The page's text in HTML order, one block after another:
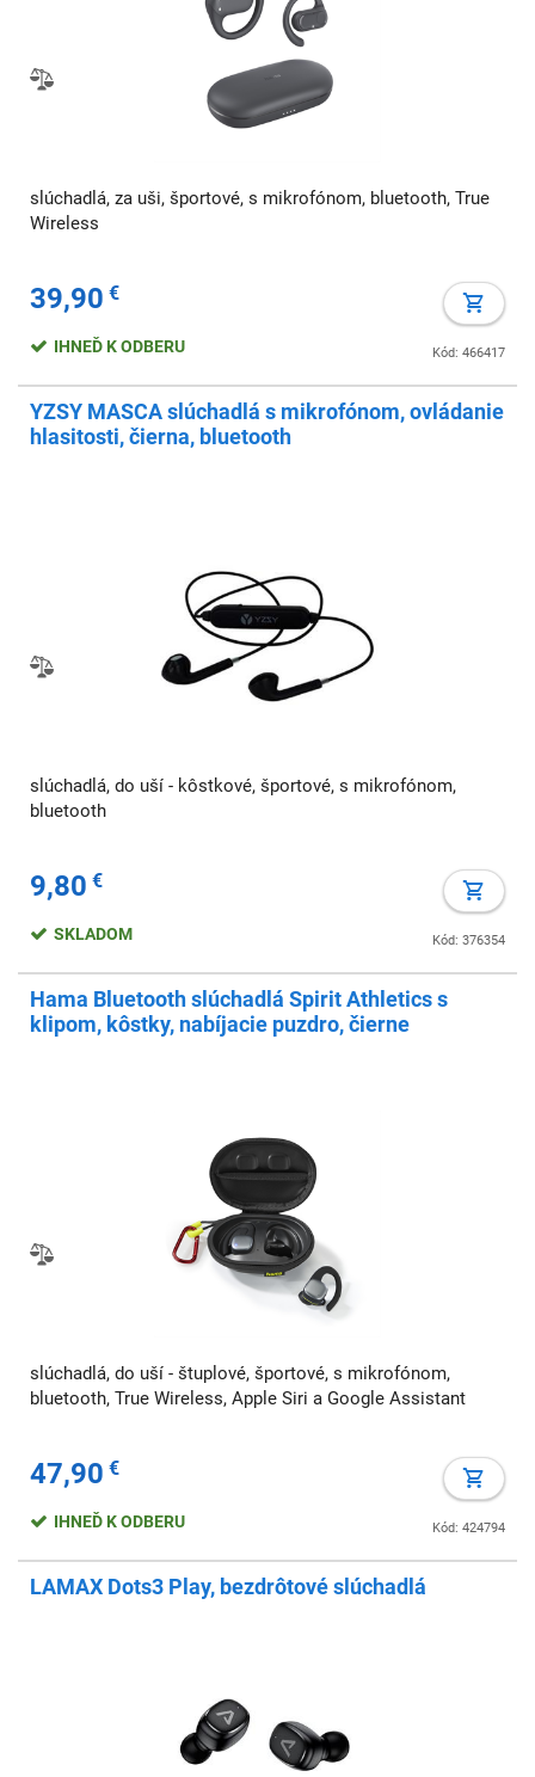
slúchadlá, za uši, športové, s mikrofónom, bluetooth, True
Wireless
39,90 €
Kód: 466417
IHNEĎ K ODBERU
YZSY MASCA slúchadlá s mikrofónom, ovládanie
hlasitosti, čierna, bluetooth
slúchadlá, do uší - kôstkové, športové, s mikrofónom,
bluetooth
9,80 €
Kód: 376354
SKLADOM
Hama Bluetooth slúchadlá Spirit Athletics s
klipom, kôstky, nabíjacie puzdro, čierne
slúchadlá, do uší - štuplové, športové, s mikrofónom,
bluetooth, True Wireless, Apple Siri a Google Assistant
47,90 €
Kód: 424794
IHNEĎ K ODBERU
LAMAX Dots3 Play, bezdrôtové slúchadlá